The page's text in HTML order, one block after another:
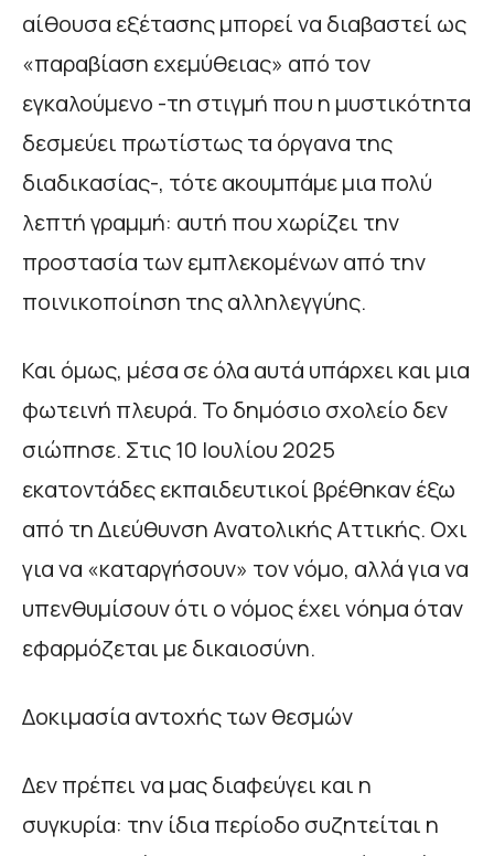
αίθουσα εξέτασης μπορεί να διαβαστεί ως
«παραβίαση εχεμύθειας» από τον
εγκαλούμενο -τη στιγμή που η μυστικότητα
δεσμεύει πρωτίστως τα όργανα της
διαδικασίας-, τότε ακουμπάμε μια πολύ
λεπτή γραμμή: αυτή που χωρίζει την
προστασία των εμπλεκομένων από την
ποινικοποίηση της αλληλεγγύης.
Και όμως, μέσα σε όλα αυτά υπάρχει και μια
φωτεινή πλευρά. Το δημόσιο σχολείο δεν
σιώπησε. Στις 10 Ιουλίου 2025
εκατοντάδες εκπαιδευτικοί βρέθηκαν έξω
από τη Διεύθυνση Ανατολικής Αττικής. Οχι
για να «καταργήσουν» τον νόμο, αλλά για να
υπενθυμίσουν ότι ο νόμος έχει νόημα όταν
εφαρμόζεται με δικαιοσύνη.
Δοκιμασία αντοχής των θεσμών
Δεν πρέπει να μας διαφεύγει και η
συγκυρία: την ίδια περίοδο συζητείται η